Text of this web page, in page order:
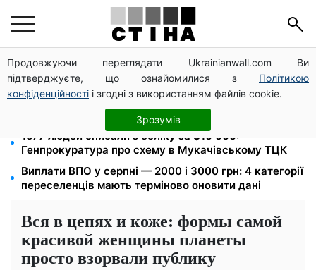
Продовжуючи переглядати Ukrainianwall.com Ви
підтверджуєте, що ознайомилися з Політикою
конфіденційності і згодні з використанням файлів cookie.
Зрозумів
Пенсія по інвалідності III групи з вересня: від 2595
до 10 625 грн — хто скільки отримає
10 заявок — і МСЦ МВС приїде у громаду: обмін
прав, реєстрація авто та міжнародне посвідчення
1577 людей списали з обліку за $10 000:
Генпрокуратура про схему в Мукачівському ТЦК
Виплати ВПО у серпні — 2000 і 3000 грн: 4 категорії
переселенців мають терміново оновити дані
Вся в цепях и коже: формы самой
красивой женщины планеты
просто взорвали публику